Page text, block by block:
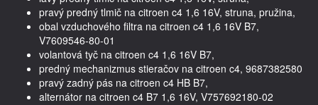
pravý predný tlmič na citroen c4 1,6 16V, struna, pružina,
obal vzduchového filtra na citroen c4 1,6 16V B7,
V7609546-80-01
volantová tyč na citroen c4 1,6 16V B7,
predný mechanizmus stieračov na citroen c4, 9687382580
pravý zadný pás na citroen c4 HB B7,
alternátor na citroen c4 B7 1,6 16V, V757692180-02